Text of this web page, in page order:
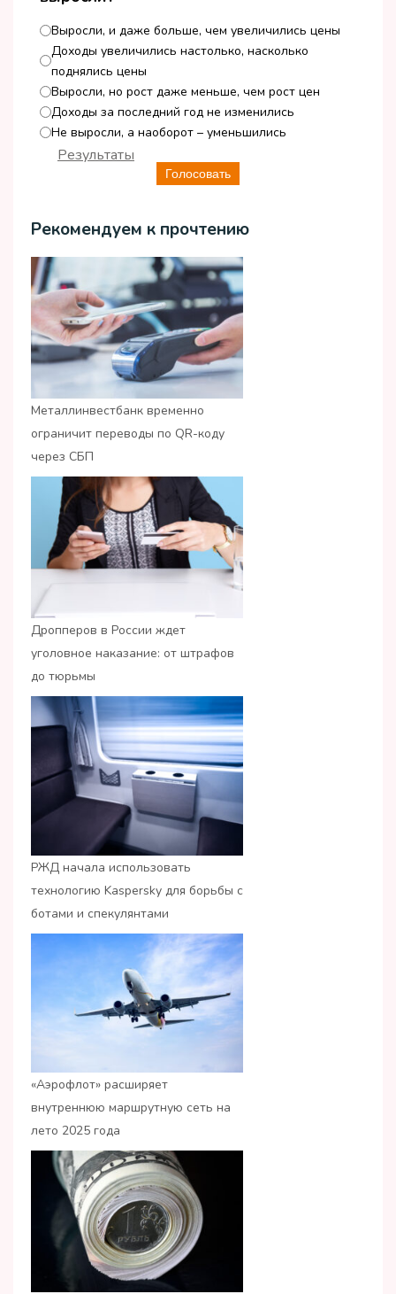
Выросли, и даже больше, чем увеличились цены
Доходы увеличились настолько, насколько
поднялись цены
Выросли, но рост даже меньше, чем рост цен
Доходы за последний год не изменились
Не выросли, а наоборот – уменьшились
Голосовать
Результаты
Рекомендуем к прочтению
Металлинвестбанк временно
ограничит переводы по QR-коду
через СБП
Дропперов в России ждет
уголовное наказание: от штрафов
до тюрьмы
РЖД начала использовать
технологию Kaspersky для борьбы с
ботами и спекулянтами
«Аэрофлот» расширяет
внутреннюю маршрутную сеть на
лето 2025 года